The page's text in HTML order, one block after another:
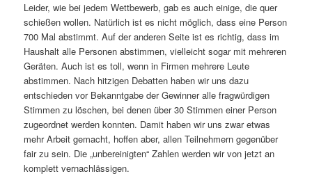
Leider, wie bei jedem Wettbewerb, gab es auch einige, die quer
schießen wollen. Natürlich ist es nicht möglich, dass eine Person
700 Mal abstimmt. Auf der anderen Seite ist es richtig, dass im
Haushalt alle Personen abstimmen, vielleicht sogar mit mehreren
Geräten. Auch ist es toll, wenn in Firmen mehrere Leute
abstimmen. Nach hitzigen Debatten haben wir uns dazu
entschieden vor Bekanntgabe der Gewinner alle fragwürdigen
Stimmen zu löschen, bei denen über 30 Stimmen einer Person
zugeordnet werden konnten. Damit haben wir uns zwar etwas
mehr Arbeit gemacht, hoffen aber, allen Teilnehmern gegenüber
fair zu sein. Die „unbereinigten“ Zahlen werden wir von jetzt an
komplett vernachlässigen.